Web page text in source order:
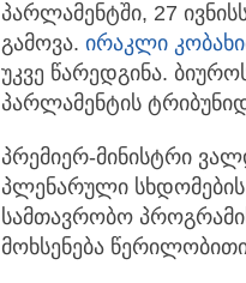
პარლამენტში, 27
გამოვა. ირაკლი
უკვე წარედგინა.
პარლამენტის
პრემიერ-მინისტრი
პლენარული
სამთავრობო
მოხსენება